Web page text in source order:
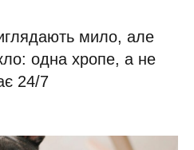
мило, але
одна хропе, а не
24/7